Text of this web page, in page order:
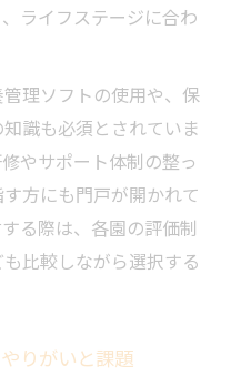
ライフステージに合わ
理ソフトの使用や、保
識も必須とされていま
やサポート体制の整っ
方にも門戸が開かれて
る際は、各園の評価制
比較しながら選択する
りがいと課題